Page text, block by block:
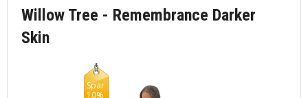
Willow Tree - Remembrance Darker
Skin
Spar
10%